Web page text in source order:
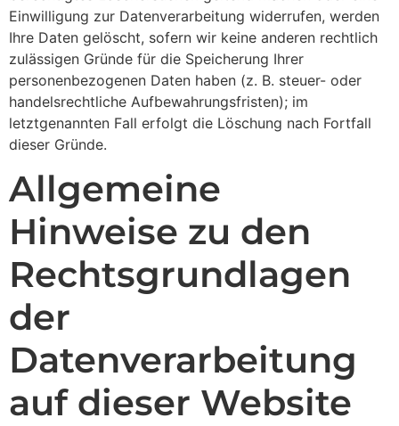
Einwilligung zur Datenverarbeitung widerrufen, werden
Ihre Daten gelöscht, sofern wir keine anderen rechtlich
zulässigen Gründe für die Speicherung Ihrer
personenbezogenen Daten haben (z. B. steuer- oder
handelsrechtliche Aufbewahrungsfristen); im
letztgenannten Fall erfolgt die Löschung nach Fortfall
dieser Gründe.
Allgemeine
Hinweise zu den
Rechtsgrundlagen
der
Datenverarbeitung
auf dieser Website